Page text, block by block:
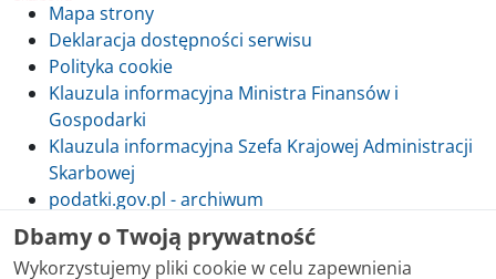
Mapa strony
Deklaracja dostępności serwisu
Polityka cookie
Klauzula informacyjna Ministra Finansów i
Gospodarki
Klauzula informacyjna Szefa Krajowej Administracji
Skarbowej
podatki.gov.pl - archiwum
Dbamy o Twoją prywatność
Wykorzystujemy pliki cookie w celu zapewnienia